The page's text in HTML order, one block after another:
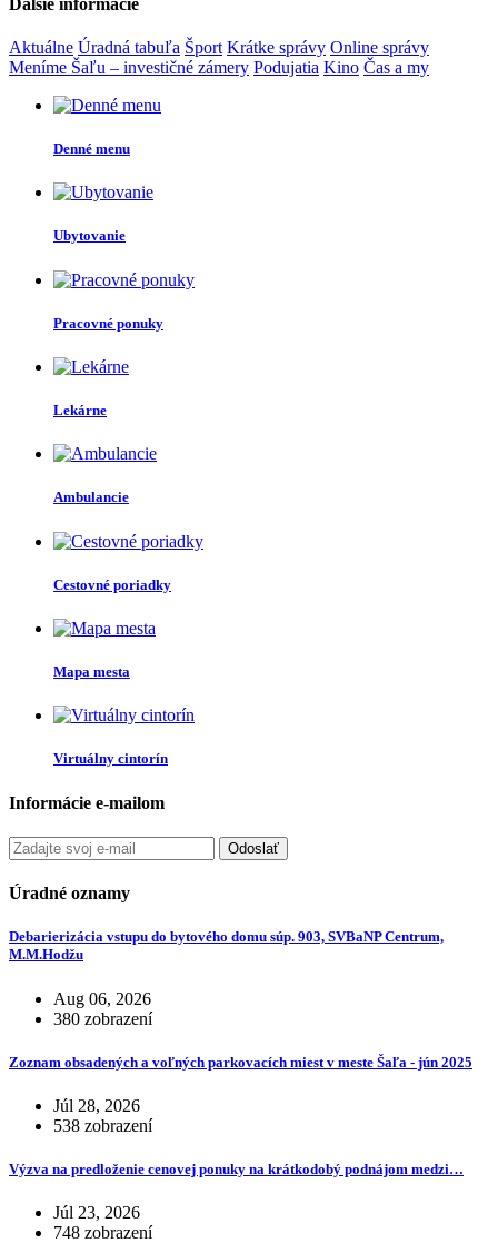
Aktuálne Úradná tabuľa Šport Krátke správy Online správy
Meníme Šaľu – investičné zámery Podujatia Kino Čas a my
Denné menu
Ubytovanie
Pracovné ponuky
Lekárne
Ambulancie
Cestovné poriadky
Mapa mesta
Virtuálny cintorín
Informácie e-mailom
Odoslať
Úradné oznamy
Debarierizácia vstupu do bytového domu súp. 903, SVBaNP Centrum,
M.M.Hodžu
Aug 06, 2026
380 zobrazení
Zoznam obsadených a voľných parkovacích miest v meste Šaľa - jún 2025
Júl 28, 2026
538 zobrazení
Výzva na predloženie cenovej ponuky na krátkodobý podnájom medzi…
Júl 23, 2026
748 zobrazení